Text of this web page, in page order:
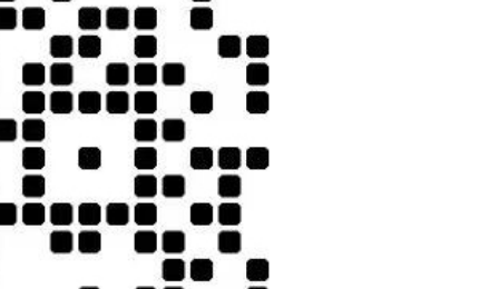
友等不同房，予以谅解和配合。
细执行条款未附在此，若游客需要，可向我公司索取。该保险理
认将会导致使馆要求您面试销签，由此造成不必要的损失，非
知时间本人前往使馆。建议客人将返程机票订在回国当天下午